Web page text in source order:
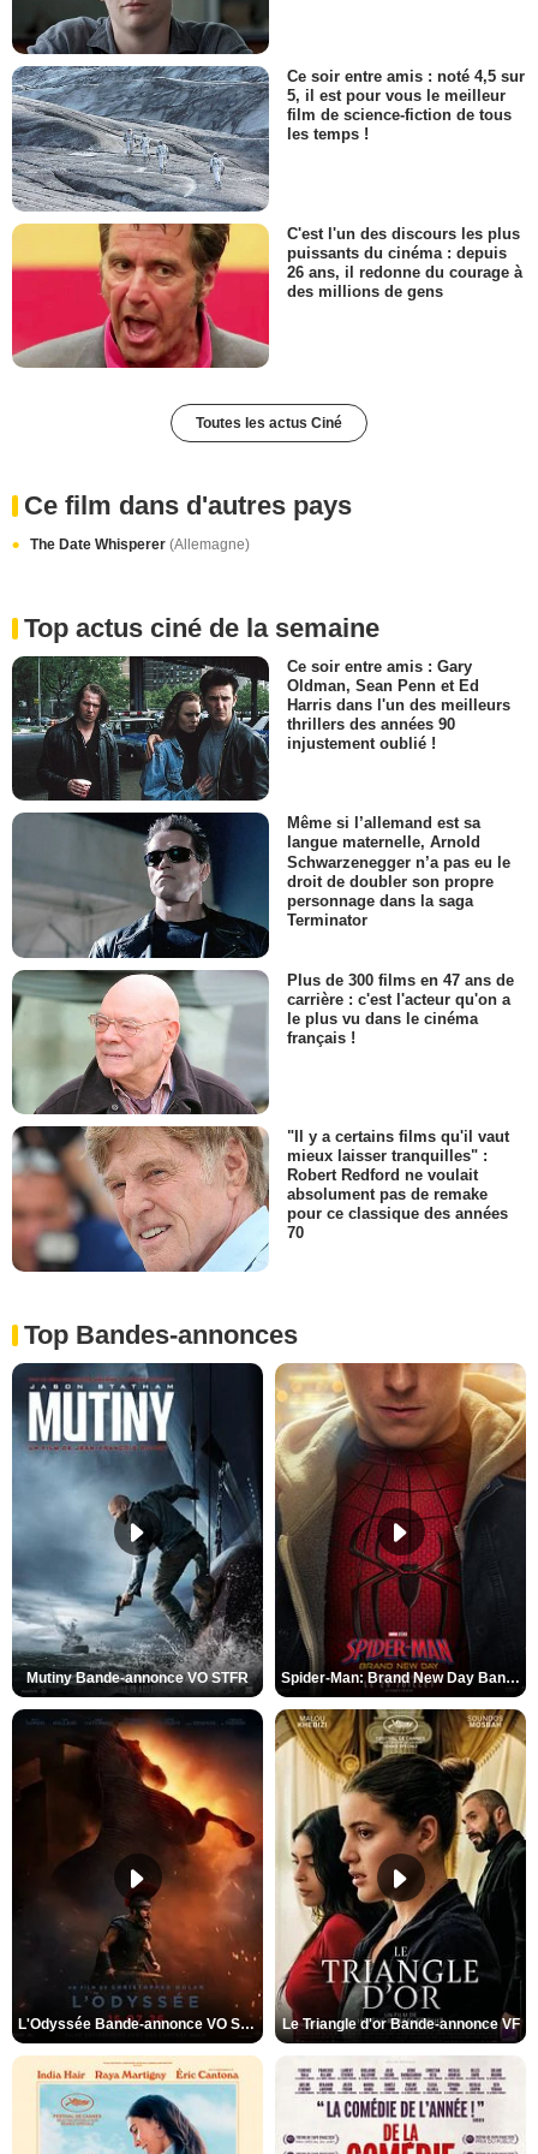
Ce soir entre amis : noté 4,5 sur
5, il est pour vous le meilleur
film de science-fiction de tous
les temps !
C'est l'un des discours les plus
puissants du cinéma : depuis
26 ans, il redonne du courage à
des millions de gens
Toutes les actus Ciné
Ce film dans d'autres pays
The Date Whisperer (Allemagne)
Top actus ciné de la semaine
Ce soir entre amis : Gary
Oldman, Sean Penn et Ed
Harris dans l'un des meilleurs
thrillers des années 90
injustement oublié !
Même si l’allemand est sa
langue maternelle, Arnold
Schwarzenegger n’a pas eu le
droit de doubler son propre
personnage dans la saga
Terminator
Plus de 300 films en 47 ans de
carrière : c'est l'acteur qu'on a
le plus vu dans le cinéma
français !
"Il y a certains films qu'il vaut
mieux laisser tranquilles" :
Robert Redford ne voulait
absolument pas de remake
pour ce classique des années
70
Top Bandes-annonces
Mutiny Bande-annonce VO STFR Spider-Man: Brand New Day Bande-annonce VO STFR
L'Odyssée Bande-annonce VO STFR Le Triangle d'or Bande-annonce VF